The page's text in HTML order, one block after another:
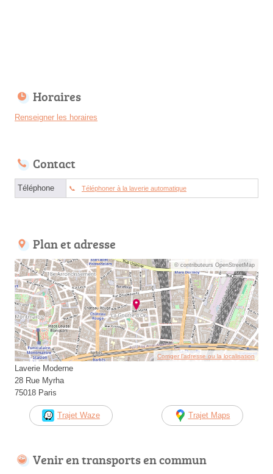
Horaires
Renseigner les horaires
Contact
Téléphone Téléphoner à la laverie automatique
Plan et adresse
© contributeurs OpenStreetMap
Corriger l’adresse ou la localisation
Laverie Moderne
28 Rue Myrha
75018 Paris
Trajet Waze Trajet Maps
Venir en transports en commun